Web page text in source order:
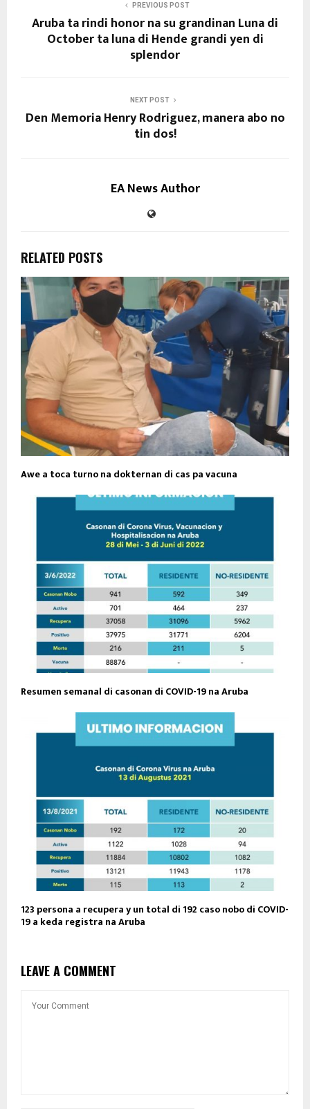
PREVIOUS POST
Aruba ta rindi honor na su grandinan Luna di
October ta luna di Hende grandi yen di
splendor
NEXT POST
Den Memoria Henry Rodriguez, manera abo no
tin dos!
EA News Author
RELATED POSTS
Awe a toca turno na dokternan di cas pa vacuna
Resumen semanal di casonan di COVID-19 na Aruba
123 persona a recupera y un total di 192 caso nobo di COVID-
19 a keda registra na Aruba
LEAVE A COMMENT